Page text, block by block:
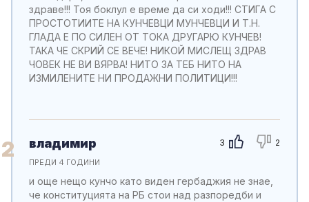
здраве!!! Тоя боклул е време да си ходи!!! СТИГА С
ПРОСТОТИИТЕ НА КУНЧЕВЦИ МУНЧЕВЦИ И Т.Н.
ГЛАДА Е ПО СИЛЕН ОТ ТОКА ДРУГАРЮ КУНЧЕВ!
ТАКА ЧЕ СКРИЙ СЕ ВЕЧЕ! НИКОЙ МИСЛЕЩ ЗДРАВ
ЧОВЕК НЕ ВИ ВЯРВА! НИТО ЗА ТЕБ НИТО НА
ИЗМИЛЕНИТЕ НИ ПРОДАЖНИ ПОЛИТИЦИ!!!
2 3 2
владимир
ПРЕДИ 4 ГОДИНИ
и още нещо кунчо като виден гербаджия не знае,
че конституцията на РБ стои над разпоредби и